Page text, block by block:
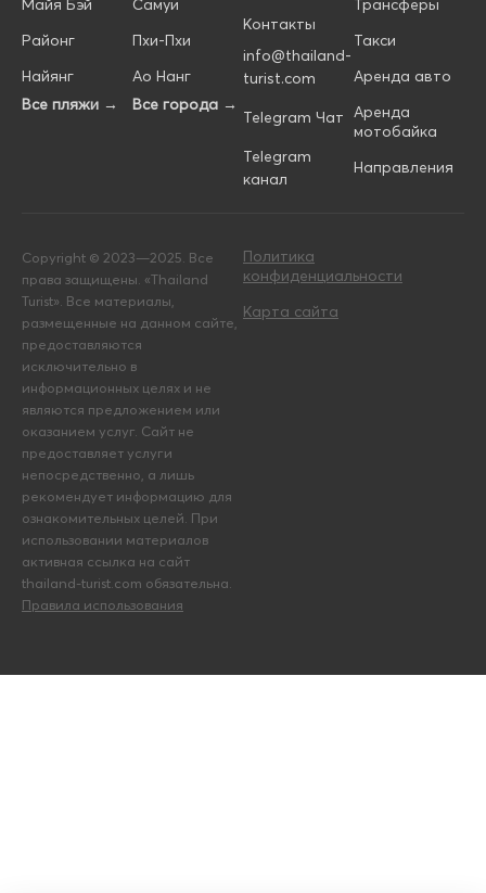
Майя Бэй
Районг
Найянг
Все пляжи →
Самуи
Пхи-Пхи
Ао Нанг
Все города →
Контакты
info@thailand-
turist.com
Telegram Чат
Telegram
канал
Трансферы
Такси
Аренда авто
Аренда
мотобайка
Направления
Copyright © 2023—2025. Все
права защищены. «Thailand
Turist». Все материалы,
размещенные на данном сайте,
предоставляются
исключительно в
информационных целях и не
являются предложением или
оказанием услуг. Сайт не
предоставляет услуги
непосредственно, а лишь
рекомендует информацию для
ознакомительных целей. При
использовании материалов
активная ссылка на сайт
thailand-turist.com обязательна.
Правила использования
Политика
конфиденциальности
Карта сайта